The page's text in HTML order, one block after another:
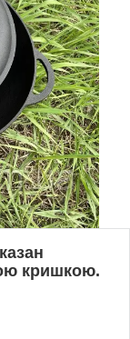
кришкою.